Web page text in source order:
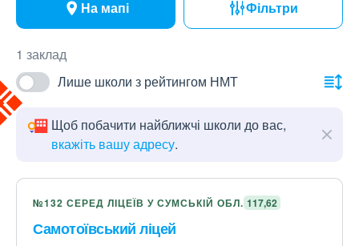
На мапі Фільтри
1 заклад
Лише школи з рейтингом НМТ
Щоб побачити найближчі школи до вас,
вкажіть вашу адресу.
№132 СЕРЕД ЛІЦЕЇВ У СУМСЬКІЙ ОБЛ. 117,62
Самотоївський ліцей